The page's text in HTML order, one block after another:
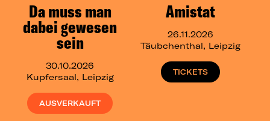
Da muss man
dabei gewesen
sein
30.10.2026
Kupfersaal, Leipzig
AUSVERKAUFT
Amistat
26.11.2026
Täubchenthal, Leipzig
TICKETS